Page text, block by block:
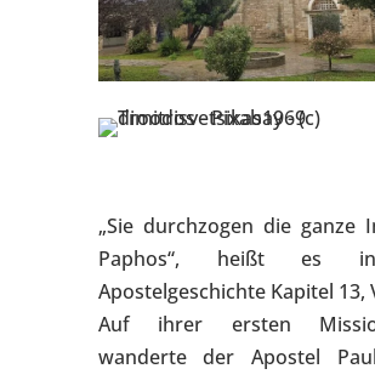
„Sie durchzogen die ganze
Paphos“, heißt es
Apostelgeschichte Kapitel 13,
Auf ihrer ersten
wanderte der Apostel